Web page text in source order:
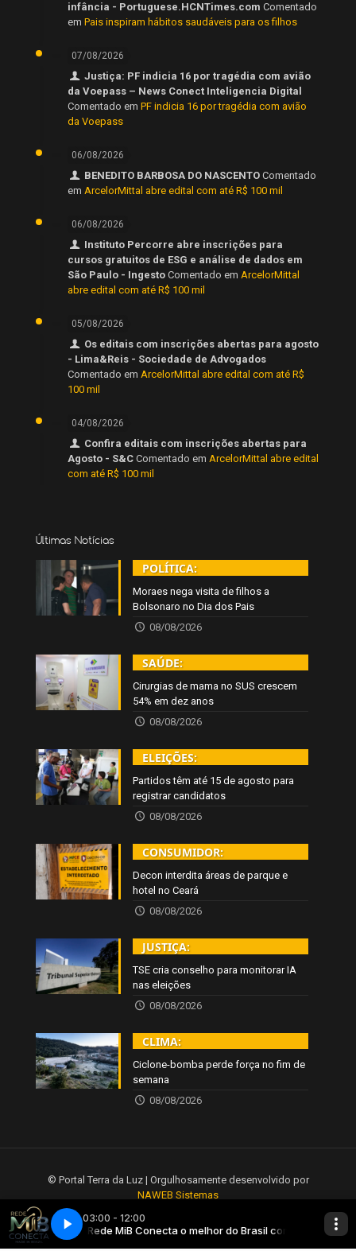
infância - Portuguese.HCNTimes.com Comentado
em Pais inspiram hábitos saudáveis para os filhos
07/08/2026
Justiça: PF indicia 16 por tragédia com avião
da Voepass – News Conect Inteligencia Digital
Comentado em PF indicia 16 por tragédia com avião
da Voepass
06/08/2026
BENEDITO BARBOSA DO NASCENTO Comentado
em ArcelorMittal abre edital com até R$ 100 mil
06/08/2026
Instituto Percorre abre inscrições para
cursos gratuitos de ESG e análise de dados em
São Paulo - Ingesto Comentado em ArcelorMittal
abre edital com até R$ 100 mil
05/08/2026
Os editais com inscrições abertas para agosto
- Lima&Reis - Sociedade de Advogados
Comentado em ArcelorMittal abre edital com até R$
100 mil
04/08/2026
Confira editais com inscrições abertas para
Agosto - S&C Comentado em ArcelorMittal abre edital
com até R$ 100 mil
Últimas Notícias
POLÍTICA:
Moraes nega visita de filhos a
Bolsonaro no Dia dos Pais
08/08/2026
SAÚDE:
Cirurgias de mama no SUS crescem
54% em dez anos
08/08/2026
ELEIÇÕES:
Partidos têm até 15 de agosto para
registrar candidatos
08/08/2026
CONSUMIDOR:
Decon interdita áreas de parque e
hotel no Ceará
08/08/2026
JUSTIÇA:
TSE cria conselho para monitorar IA
nas eleições
08/08/2026
CLIMA:
Ciclone-bomba perde força no fim de
semana
08/08/2026
© Portal Terra da Luz | Orgulhosamente desenvolvido por
NAWEB Sistemas